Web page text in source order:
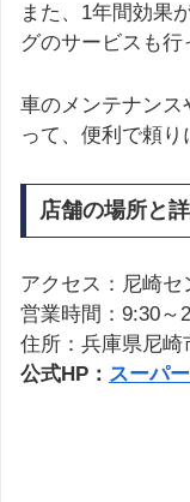
また、1年間効果
グのサービスも行
車のメンテナンス
って、便利で頼り
店舗の場所と
アクセス：尼崎
営業時間：9:30～
住所：兵庫県尼崎
公式HP： スーパ